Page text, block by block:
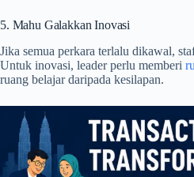
5. Mahu Galakkan Inovasi
Jika semua perkara terlalu dikawal,
Untuk inovasi, leader perlu memberi
ruang belajar daripada kesilapan.